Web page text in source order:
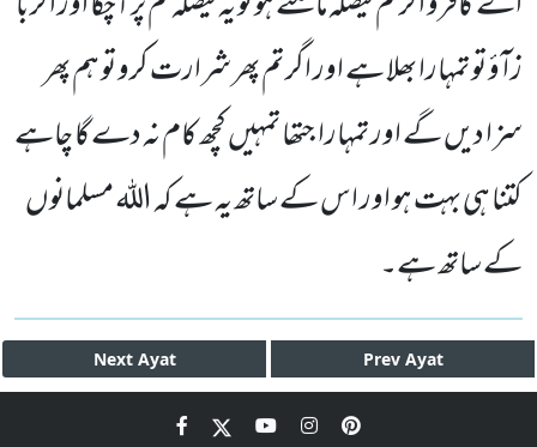
ز ا ٓ ؤ تو تمہارا بھلا ہے اور اگر تم پھر شرارت کرو تو ہم پھر
سزا دیں گے اور تمہارا جتھا تمہیں کچھ کام نہ دے گا چاہے
کتنا ہی بہت ہو اور اس کے ساتھ یہ ہے کہ اللہ مسلمانوں
کے ساتھ ہے۔
Next Ayat Prev Ayat